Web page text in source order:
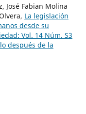
José Fabian Molina
La legislación
desde su
Vol. 14 Núm. S3
después de la